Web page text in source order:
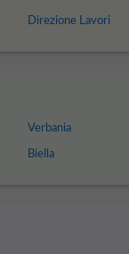
Direzione Lavori
Verbania
Biella